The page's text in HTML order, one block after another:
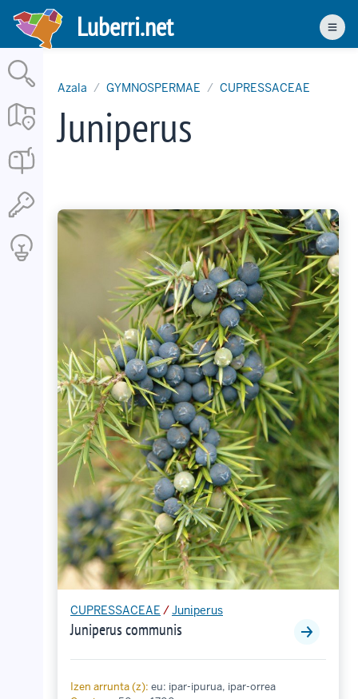
Skip
main
content
Luberri.net
Azala GYMNOSPERMAE CUPRESSACEAE
Juniperus
CUPRESSACEAE /Juniperus
Juniperus communis
Izen arrunta (z): eu: ipar-ipurua, ipar-orrea